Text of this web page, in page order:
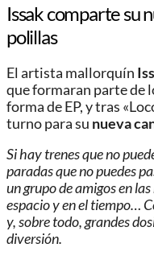
Issak comparte su
polillas
El artista mallorquín
que formaran parte de
forma de EP, y tras
turno para su nueva
Si hay trenes que no
paradas que no puedes
un grupo de amigos en
espacio y en el tiempo…
y, sobre todo, grandes
diversión.